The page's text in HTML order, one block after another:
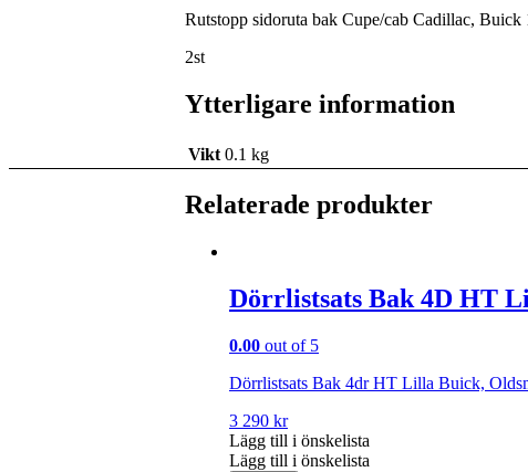
Rutstopp sidoruta bak Cupe/cab Cadillac, Buick
2st
Ytterligare information
Vikt 0.1 kg
Relaterade produkter
Dörrlistsats Bak 4D HT
0.00 out of 5
Dörrlistsats Bak 4dr HT Lilla Buick,
3 290 kr
Lägg till i önskelista
Lägg till i önskelista